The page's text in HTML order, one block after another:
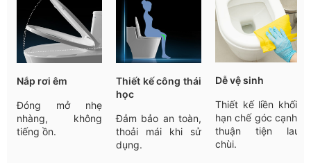
Nắp rơi êm
Đóng mở nhẹ
nhàng, không
tiếng ồn.
Thiết kế công thái
học
Đảm bảo an toàn,
thoải mái khi sử
dụng.
Dễ vệ sinh
Thiết kế liền khối,
hạn chế góc cạnh,
thuận tiện lau
chùi.